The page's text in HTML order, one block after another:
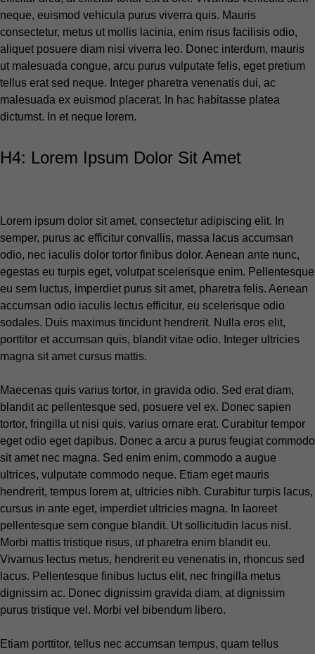
neque, euismod vehicula purus viverra quis. Mauris
consectetur, metus ut mollis lacinia, enim risus facilisis odio,
aliquet posuere diam nisi viverra leo. Donec interdum, mauris
ut malesuada congue, arcu purus vulputate felis, eget pretium
tellus erat sed neque. Integer pharetra venenatis dui, ac
malesuada ex euismod placerat. In hac habitasse platea
dictumst. In et neque lorem.
H4: Lorem Ipsum Dolor Sit Amet
Lorem ipsum dolor sit amet, consectetur adipiscing elit. In
semper, purus ac efficitur convallis, massa lacus accumsan
odio, nec iaculis dolor tortor finibus dolor. Aenean ante nunc,
egestas eu turpis eget, volutpat scelerisque enim. Pellentesque
eu sem luctus, imperdiet purus sit amet, pharetra felis. Aenean
accumsan odio iaculis lectus efficitur, eu scelerisque odio
sodales. Duis maximus tincidunt hendrerit. Nulla eros elit,
porttitor et accumsan quis, blandit vitae odio. Integer ultricies
magna sit amet cursus mattis.
Maecenas quis varius tortor, in gravida odio. Sed erat diam,
blandit ac pellentesque sed, posuere vel ex. Donec sapien
tortor, fringilla ut nisi quis, varius ornare erat. Curabitur tempor
eget odio eget dapibus. Donec a arcu a purus feugiat commodo
sit amet nec magna. Sed enim enim, commodo a augue
ultrices, vulputate commodo neque. Etiam eget mauris
hendrerit, tempus lorem at, ultricies nibh. Curabitur turpis lacus,
cursus in ante eget, imperdiet ultricies magna. In laoreet
pellentesque sem congue blandit. Ut sollicitudin lacus nisl.
Morbi mattis tristique risus, ut pharetra enim blandit eu.
Vivamus lectus metus, hendrerit eu venenatis in, rhoncus sed
lacus. Pellentesque finibus luctus elit, nec fringilla metus
dignissim ac. Donec dignissim gravida diam, at dignissim
purus tristique vel. Morbi vel bibendum libero.
Etiam porttitor, tellus nec accumsan tempus, quam tellus